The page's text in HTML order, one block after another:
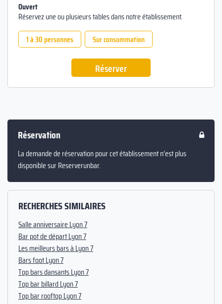
Ouvert
Réservez une ou plusieurs tables dans notre établissement.
1 à 30 personnes
Sur consommation
Réserver
Réservation
La demande de réservation pour cet établissement n’est plus
disponible sur Reserverunbar.
RECHERCHES SIMILAIRES
Salle anniversaire Lyon 7
Bar pot de départ Lyon 7
Les meilleurs bars à Lyon 7
Bars foot Lyon 7
Top bars dansants Lyon 7
Top bar billard Lyon 7
Top bar rooftop Lyon 7